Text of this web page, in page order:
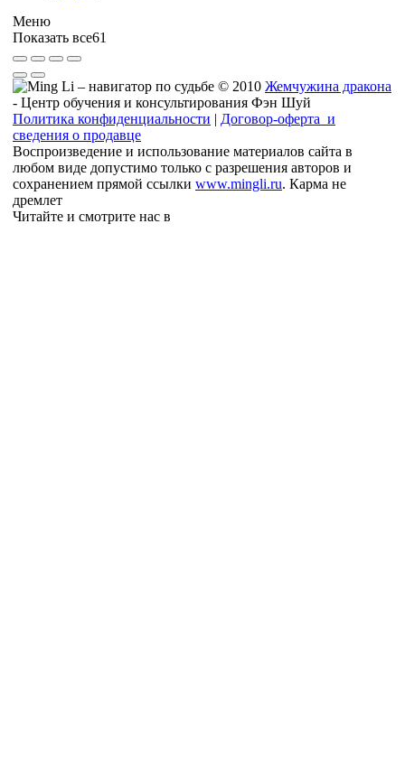
Меню
Показать все61
© 2010 Жемчужина дракона
- Центр обучения и консультирования Фэн Шуй
Политика конфиденциальности | Договор-оферта и
сведения о продавце
Воспроизведение и использование материалов сайта в
любом виде допустимо только с разрешения авторов и
сохранением прямой ссылки www.mingli.ru. Карма не
дремлет
Читайте и смотрите нас в